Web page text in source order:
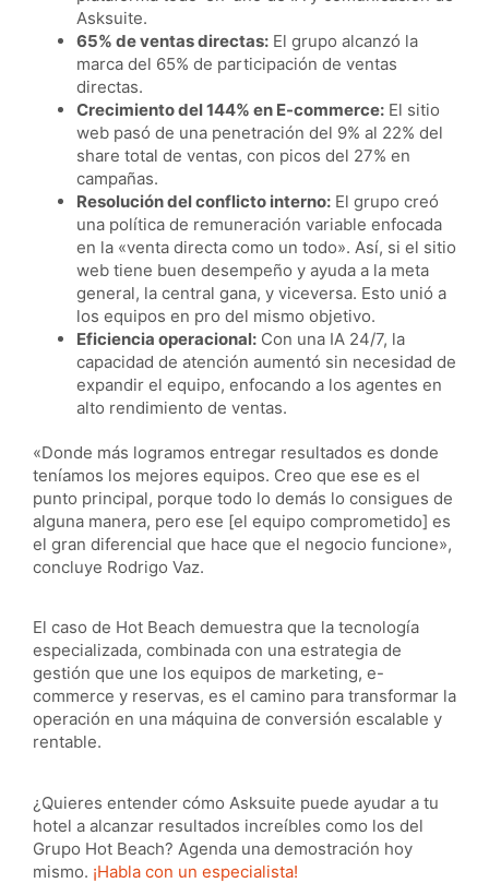
Asksuite.
65% de ventas directas: El grupo alcanzó la
marca del 65% de participación de ventas
directas.
Crecimiento del 144% en E-commerce: El sitio
web pasó de una penetración del 9% al 22% del
share total de ventas, con picos del 27% en
campañas.
Resolución del conflicto interno: El grupo creó
una política de remuneración variable enfocada
en la «venta directa como un todo». Así, si el sitio
web tiene buen desempeño y ayuda a la meta
general, la central gana, y viceversa. Esto unió a
los equipos en pro del mismo objetivo.
Eficiencia operacional: Con una IA 24/7, la
capacidad de atención aumentó sin necesidad de
expandir el equipo, enfocando a los agentes en
alto rendimiento de ventas.
«Donde más logramos entregar resultados es donde
teníamos los mejores equipos. Creo que ese es el
punto principal, porque todo lo demás lo consigues de
alguna manera, pero ese [el equipo comprometido] es
el gran diferencial que hace que el negocio funcione»,
concluye Rodrigo Vaz.
El caso de Hot Beach demuestra que la tecnología
especializada, combinada con una estrategia de
gestión que une los equipos de marketing, e-
commerce y reservas, es el camino para transformar la
operación en una máquina de conversión escalable y
rentable.
¿Quieres entender cómo Asksuite puede ayudar a tu
hotel a alcanzar resultados increíbles como los del
Grupo Hot Beach? Agenda una demostración hoy
mismo. ¡Habla con un especialista!